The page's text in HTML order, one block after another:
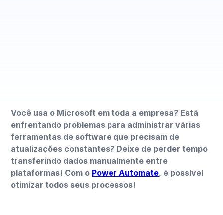
Você usa o Microsoft em toda a empresa? Está
enfrentando problemas para administrar várias
ferramentas de software que precisam de
atualizações constantes? Deixe de perder tempo
transferindo dados manualmente entre
plataformas! Com o Power Automate, é possível
otimizar todos seus processos!